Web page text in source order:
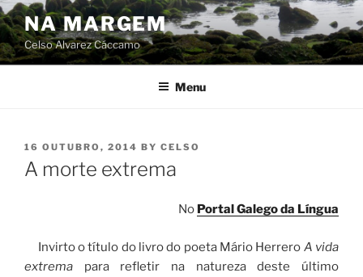
Skip
to
content
NA MARGEM
Celso Alvarez Cáccamo
Menu
POSTED
ON
16 OUTUBRO, 2014 BY CELSO
A morte extrema
No Portal Galego da Língua
Invirto o título do livro do poeta Mário Herrero A vida
extrema para refletir na natureza deste último